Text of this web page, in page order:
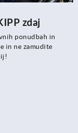
zdaj
ponudbah in
in ne zamudite